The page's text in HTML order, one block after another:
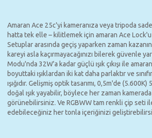
Amaran Ace 25c'yi kameranıza veya tripoda
hatta tek elle – kilitlemek için amaran Ace Lock'u
Setuplar arasında geçiş yaparken zaman
kareyi asla kaçırmayacağınızı bilerek güvenle
Modu'nda 32W'a kadar güçlü ışık çıkışı ile
boyuttaki ışıklardan iki kat daha parlaktır ve
ışığıdır. Gelişmiş optik tasarımı, 0,5m'de
doğal ışık yayabilir, böylece her zaman
görünebilirsiniz. Ve RGBWW tam renkli çip seti
edebileceğiniz her tonla içeriğinizi